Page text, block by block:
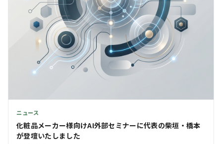
ニュース
化粧品メーカー様向けAI外部セミナーに代表の柴垣・橋本
が登壇いたしました